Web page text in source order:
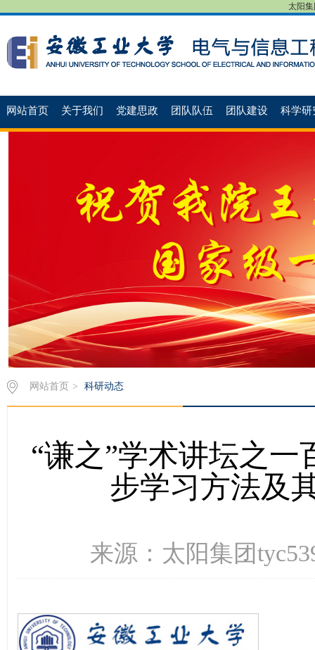
太阳集
网站首页 关于我们 党建思政 团队队伍 团队建设 科学
网站首页 > 科研动态
“谦之”学术讲坛之
步学习方法及
来源：太阳集团